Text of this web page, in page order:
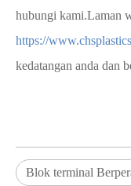
hubungi kami.Laman
https://
kedatangan anda dan
Blok terminal